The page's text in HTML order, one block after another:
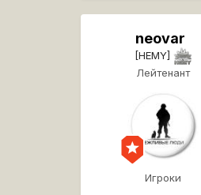
neovar
[HEMY]
Лейтенант
Игроки